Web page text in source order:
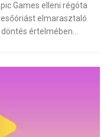
Games elleni régóta
elmarasztaló
értelmében…